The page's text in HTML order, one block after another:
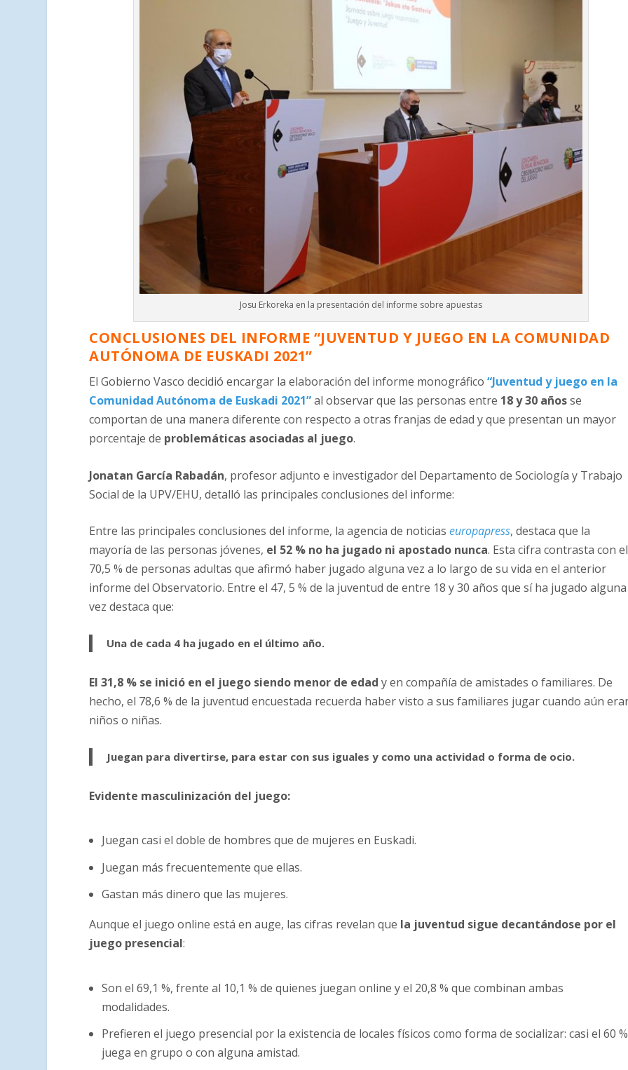
Josu Erkoreka en la presentación del informe sobre apuestas
CONCLUSIONES DEL INFORME “JUVENTUD Y JUEGO EN LA COMUNIDAD
AUTÓNOMA DE EUSKADI 2021”
El Gobierno Vasco decidió encargar la elaboración del informe monográfico“Juventud y juego en la
Comunidad Autónoma de Euskadi 2021”al observar que las personas entre 18 y 30 añosse
comportan de una manera diferente con respecto a otras franjas de edad y que presentan un mayor
porcentaje de problemáticas asociadas al juego.
Jonatan García Rabadán, profesor adjunto e investigador del Departamento de Sociología y Trabajo
Social de la UPV/EHU, detalló las principales conclusiones del informe:
Entre las principales conclusiones del informe, la agencia de noticiaseuropapress, destaca que la
mayoría de las personas jóvenes, el 52 % no ha jugado ni apostado nunca. Esta cifra contrasta con el
70,5 % de personas adultas que afirmó haber jugado alguna vez a lo largo de su vida en el anterior
informe del Observatorio. Entre el 47, 5 % de la juventud de entre 18 y 30 años que sí ha jugado alguna
vez destaca que:
Una de cada 4 ha jugado en el último año.
El 31,8 % se inició en el juego siendo menor de edad y en compañía de amistades o familiares. De
hecho, el 78,6 % de la juventud encuestada recuerda haber visto a sus familiares jugar cuando aún
niños o niñas.
Juegan para divertirse, para estar con sus iguales y como una actividad o forma de ocio.
Evidente masculinización del juego:
Juegan casi el doble de hombres que de mujeres en Euskadi.
Juegan más frecuentemente que ellas.
Gastan más dinero que las mujeres.
Aunque el juego online está en auge, las cifras revelan que la juventud sigue decantándose por el
juego presencial:
Son el 69,1 %, frente al 10,1 % de quienes juegan online y el 20,8 % que combinan ambas
modalidades.
Prefieren el juego presencial por la existencia de locales físicos como forma de socializar: casi el 60 %
juega en grupo o con alguna amistad.